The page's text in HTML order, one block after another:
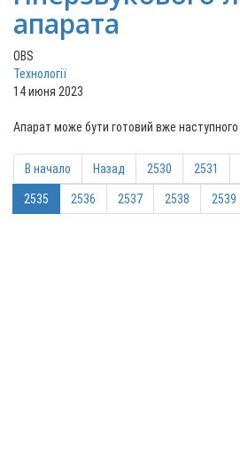
апарата
OBS
Технології
14 июня 2023
Апарат може бути готовий вже наступного
В начало Назад 2530 2531
2535 2536 2537 2538 2539